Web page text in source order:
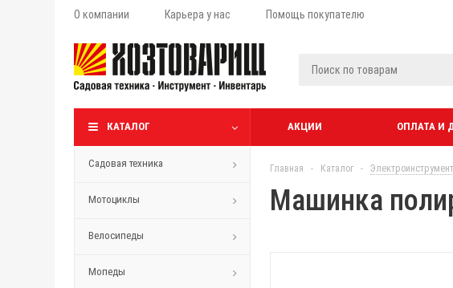
О компании Карьера у нас Помощь покупателю
КАТАЛОГ АКЦИИ ОПЛАТА И
Садовая техника
Мотоциклы
Велосипеды
Мопеды
Главная - Каталог - Электроинструмент
Машинка